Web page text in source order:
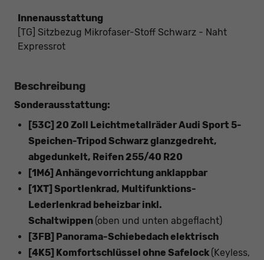
Innenausstattung
[TG] Sitzbezug Mikrofaser-Stoff Schwarz - Naht
Expressrot
Beschreibung
Sonderausstattung:
[53C] 20 Zoll Leichtmetallräder Audi Sport 5-
Speichen-Tripod Schwarz glanzgedreht,
abgedunkelt, Reifen 255/40 R20
[1M6] Anhängevorrichtung anklappbar
[1XT] Sportlenkrad, Multifunktions-
Lederlenkrad beheizbar inkl.
Schaltwippen (oben und unten abgeflacht)
[3FB] Panorama-Schiebedach elektrisch
[4K5] Komfortschlüssel ohne Safelock (Keyless,